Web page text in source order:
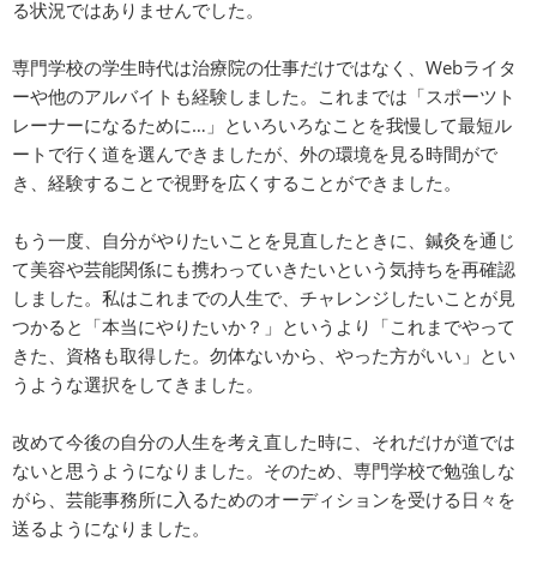
る状況ではありませんでした。
専門学校の学生時代は治療院の仕事だけではなく、Webライタ
ーや他のアルバイトも経験しました。これまでは「スポーツト
レーナーになるために…」といろいろなことを我慢して最短ル
ートで行く道を選んできましたが、外の環境を見る時間がで
き、経験することで視野を広くすることができました。
もう一度、自分がやりたいことを見直したときに、鍼灸を通じ
て美容や芸能関係にも携わっていきたいという気持ちを再確認
しました。私はこれまでの人生で、チャレンジしたいことが見
つかると「本当にやりたいか？」というより「これまでやって
きた、資格も取得した。勿体ないから、やった方がいい」とい
うような選択をしてきました。
改めて今後の自分の人生を考え直した時に、それだけが道では
ないと思うようになりました。そのため、専門学校で勉強しな
がら、芸能事務所に入るためのオーディションを受ける日々を
送るようになりました。